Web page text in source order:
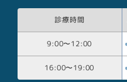
診療時間
9:00〜12:00
16:00〜19:00